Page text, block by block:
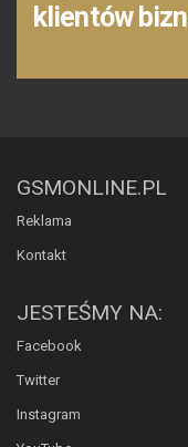
klientów
GSMONLINE.PL
Reklama
Kontakt
JESTEŚMY NA:
Facebook
Twitter
Instagram